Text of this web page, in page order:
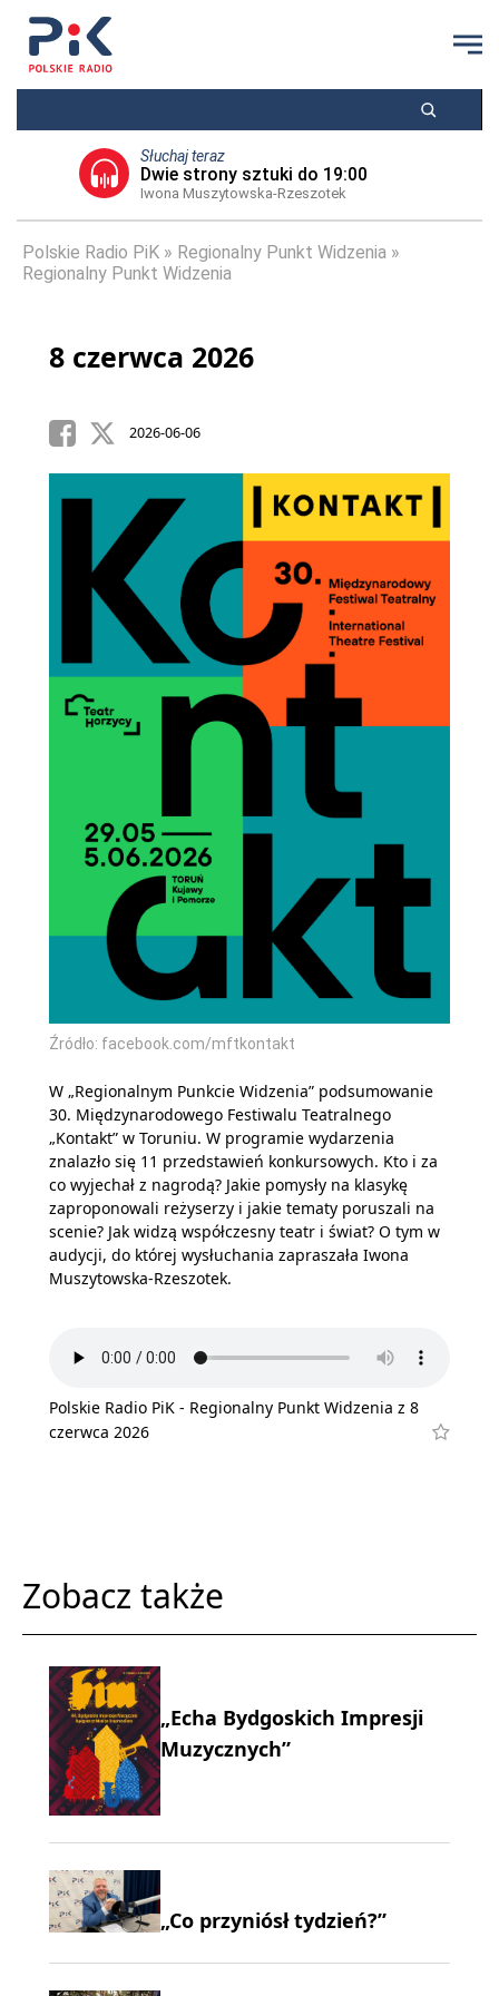
Słuchaj teraz
Dwie strony sztuki do 19:00
Iwona Muszytowska-Rzeszotek
Polskie Radio PiK
Regionalny Punkt Widzenia
Regionalny Punkt Widzenia
8 czerwca 2026
2026-06-06
Źródło: facebook.com/mftkontakt
W „Regionalnym Punkcie Widzenia” podsumowanie
30. Międzynarodowego Festiwalu Teatralnego
„Kontakt” w Toruniu. W programie wydarzenia
znalazło się 11 przedstawień konkursowych. Kto i za
co wyjechał z nagrodą? Jakie pomysły na klasykę
zaproponowali reżyserzy i jakie tematy poruszali na
scenie? Jak widzą współczesny teatr i świat? O tym w
audycji, do której wysłuchania zapraszała Iwona
Muszytowska-Rzeszotek.
Polskie Radio PiK - Regionalny Punkt Widzenia z 8
czerwca 2026
Zobacz także
„Echa Bydgoskich Impresji
Muzycznych”
„Co przyniósł tydzień?”